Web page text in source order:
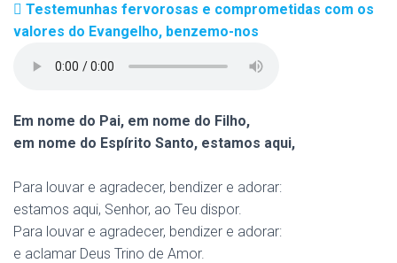
Testemunhas fervorosas e comprometidas com os
valores do Evangelho, benzemo-nos
Em nome do Pai, em nome do Filho,
em nome do Espírito Santo, estamos aqui,
Para louvar e agradecer, bendizer e adorar:
estamos aqui, Senhor, ao Teu dispor.
Para louvar e agradecer, bendizer e adorar:
e aclamar Deus Trino de Amor.